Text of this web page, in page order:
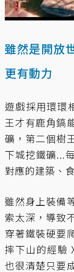
雖然是開放
更有動力
遊戲採用環環
王才有鹿角鎬
礦，第二個樹
下城挖鐵礦...
對應的建築、
雖然身上裝備
索太深，導致
穿著鐵裝硬要
摔下山的經驗
也很清楚只要